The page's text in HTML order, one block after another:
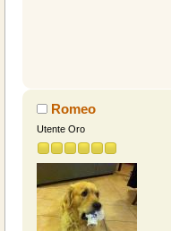
Romeo
Utente Oro